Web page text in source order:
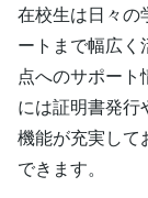
在校生は日々の
ートまで幅広く
点へのサポート
には証明書発行
機能が充実して
できます。